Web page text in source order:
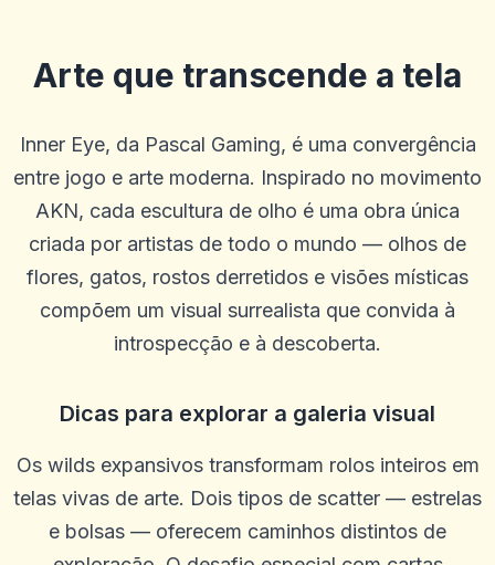
Arte que transcende a tela
Inner Eye, da Pascal Gaming, é uma convergência
entre jogo e arte moderna. Inspirado no movimento
AKN, cada escultura de olho é uma obra única
criada por artistas de todo o mundo — olhos de
flores, gatos, rostos derretidos e visões místicas
compõem um visual surrealista que convida à
introspecção e à descoberta.
Dicas para explorar a galeria visual
Os wilds expansivos transformam rolos inteiros em
telas vivas de arte. Dois tipos de scatter — estrelas
e bolsas — oferecem caminhos distintos de
G
Guillermo
2025-10-22 03:17:18
Betus. Tem sido um livro de esportes muito bom e tem bons jogos
de cassino.
0
2025-10-15 07:14:11
2025-10-03 11:10:45
É incrível, ganhe muito dinheiro
0 0